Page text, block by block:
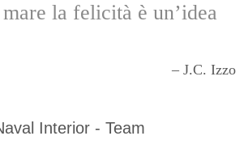
la felicità è un’idea
– J.C. Izzo